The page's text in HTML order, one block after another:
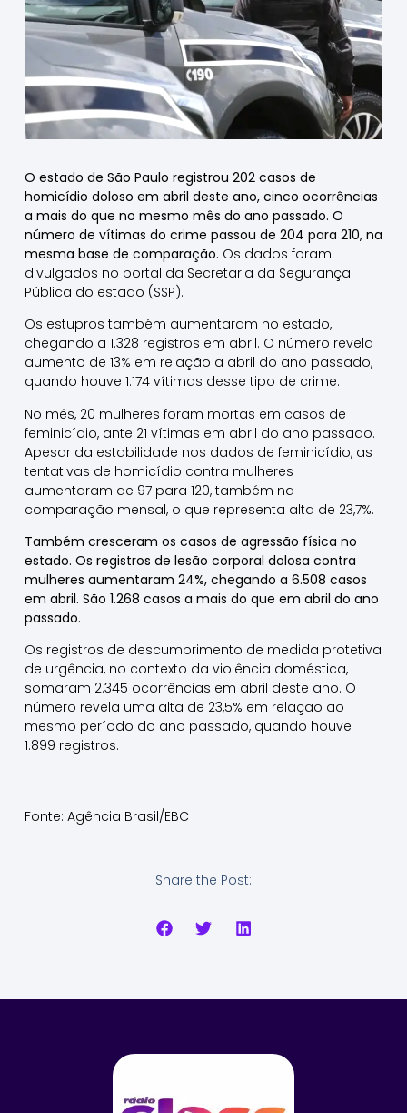
O estado de São Paulo registrou 202 casos de
homicídio doloso em abril deste ano, cinco ocorrências
a mais do que no mesmo mês do ano passado. O
número de vítimas do crime passou de 204 para 210, na
mesma base de comparação. Os dados foram
divulgados no portal da Secretaria da Segurança
Pública do estado (SSP).
Os estupros também aumentaram no estado,
chegando a 1.328 registros em abril. O número revela
aumento de 13% em relação a abril do ano passado,
quando houve 1.174 vítimas desse tipo de crime.
No mês, 20 mulheres foram mortas em casos de
feminicídio, ante 21 vítimas em abril do ano passado.
Apesar da estabilidade nos dados de feminicídio, as
tentativas de homicídio contra mulheres
aumentaram de 97 para 120, também na
comparação mensal, o que representa alta de 23,7%.
Também cresceram os casos de agressão física no
estado. Os registros de lesão corporal dolosa contra
mulheres aumentaram 24%, chegando a 6.508 casos
em abril. São 1.268 casos a mais do que em abril do ano
passado.
Os registros de descumprimento de medida protetiva
de urgência, no contexto da violência doméstica,
somaram 2.345 ocorrências em abril deste ano. O
número revela uma alta de 23,5% em relação ao
mesmo período do ano passado, quando houve
1.899 registros.
Fonte: Agência Brasil/EBC
Share the Post: